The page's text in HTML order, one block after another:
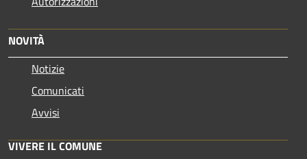
NOVITÀ
Notizie
Comunicati
Avvisi
VIVERE IL COMUNE